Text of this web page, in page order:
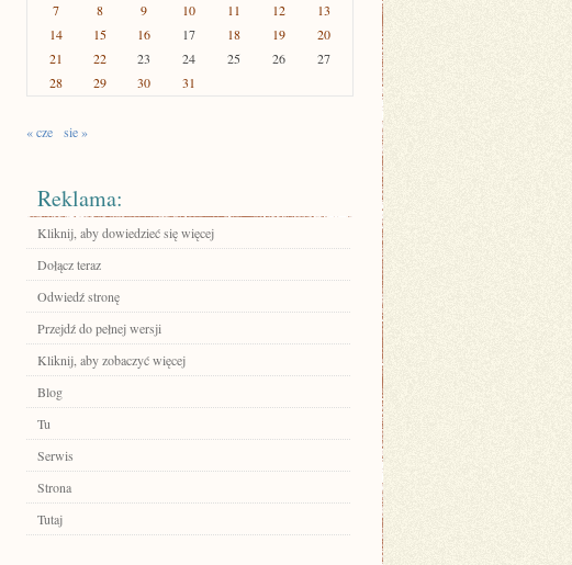
7
8 9 10 11 12
13
14
15 16 17 18 19
20
21
22 23 24 25 26
27
28
29 30 31
« cze sie »
Reklama:
Kliknij, aby dowiedzieć się więcej
Dołącz teraz
Odwiedź stronę
Przejdź do pełnej wersji
Kliknij, aby zobaczyć więcej
Blog
Tu
Serwis
Strona
Tutaj